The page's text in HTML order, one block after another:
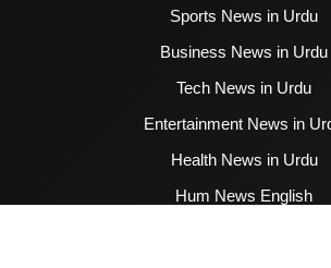
Sports News in Urdu
Business News in Urdu
Tech News in Urdu
Entertainment News in
Health News in Urdu
Hum News English